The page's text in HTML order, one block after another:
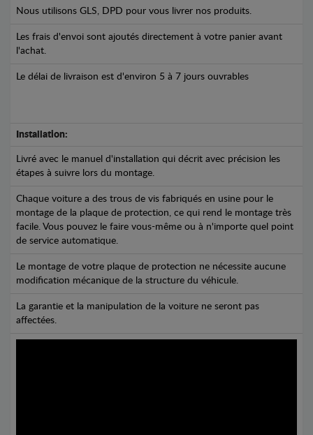
Nous utilisons GLS, DPD pour vous livrer nos produits.
Les frais d'envoi sont ajoutés directement à votre panier avant
l'achat.
Le délai de livraison est d'environ 5 à 7 jours ouvrables
Installation:
Livré avec le manuel d'installation qui décrit avec précision les
étapes à suivre lors du montage.
Chaque voiture a des trous de vis fabriqués en usine pour le
montage de la plaque de protection, ce qui rend le montage très
facile. Vous pouvez le faire vous-même ou à n'importe quel point
de service automatique.
Le montage de votre plaque de protection ne nécessite aucune
modification mécanique de la structure du véhicule.
La garantie et la manipulation de la voiture ne seront pas
affectées.